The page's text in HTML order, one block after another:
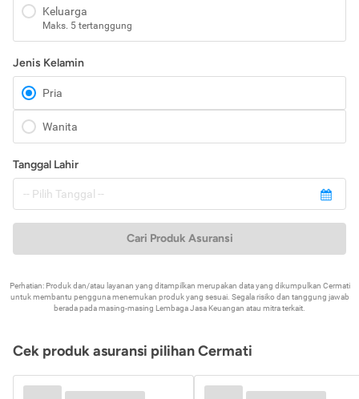
Keluarga
Maks. 5 tertanggung
Jenis Kelamin
Pria
Wanita
Tanggal Lahir
Cari Produk Asuransi
Perhatian: Produk dan/atau layanan yang ditampilkan merupakan data yang dikumpulkan Cermati
untuk membantu pengguna menemukan produk yang sesuai. Segala risiko dan tanggung jawab
berada pada masing-masing Lembaga Jasa Keuangan atau mitra terkait.
Cek produk asuransi pilihan Cermati